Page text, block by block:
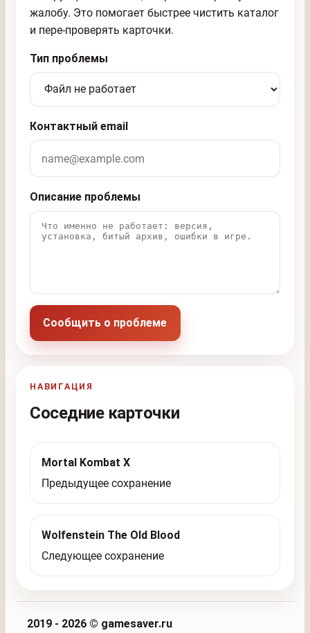
жалобу. Это помогает быстрее чистить каталог
и пере-проверять карточки.
Тип проблемы
Контактный email
Описание проблемы
Сообщить о проблеме
НАВИГАЦИЯ
Соседние карточки
Mortal Kombat X
Предыдущее сохранение
Wolfenstein The Old Blood
Следующее сохранение
2019 - 2026 © gamesaver.ru